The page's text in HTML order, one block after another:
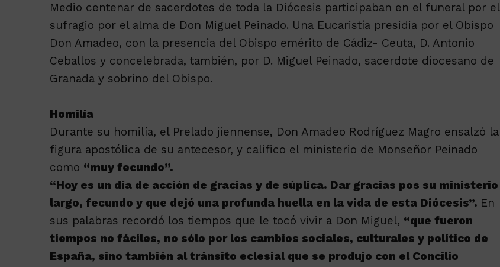
Medio centenar de sacerdotes de toda la Diócesis participaban en el funeral por el
sufragio por el alma de Don Miguel Peinado. Una Eucaristía presidia por el Obispo
Don Amadeo, con la presencia del Obispo emérito de Cádiz- Ceuta, D. Antonio
Ceballos y concelebrada, también, por D. Miguel Peinado, sacerdote diocesano de
Granada y sobrino del Obispo.
Homilía
Durante su homilía, el Prelado jiennense, Don Amadeo Rodríguez Magro ensalzó la
figura apostólica de su antecesor, y califico el ministerio de Monseñor Peinado
como “muy fecundo”.
“Hoy es un día de acción de gracias y de súplica. Dar gracias pos su ministerio
largo, fecundo y que dejó una profunda huella en la vida de esta Diócesis”. En
sus palabras recordó los tiempos que le tocó vivir a Don Miguel, “que fueron
tiempos no fáciles, no sólo por los cambios sociales, culturales y político de
España, sino también al tránsito eclesial que se produjo con el Concilio